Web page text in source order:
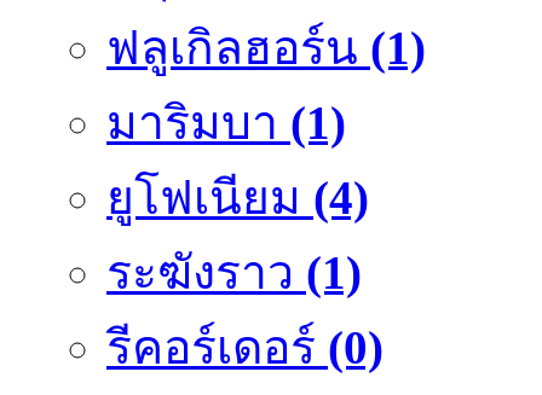
ฟลูเกิลฮอร์น (1)
มาริมบา (1)
ยูโฟเนียม (4)
ระฆังราว (1)
รีคอร์เดอร์ (0)